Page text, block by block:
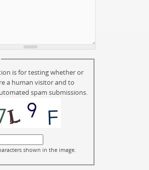
is for testing whether or
a human visitor and to
spam submissions.
shown in the image.